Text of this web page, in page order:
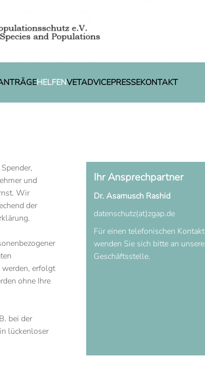
HELFENVETADVICEPRESSEKONTAKT
und
Wir
der
erfolgt
ohne Ihre
bei der
lückenloser
Ihr Ansprechpartner
Dr. Asarnusch Rashid
datenschutz(at)zgap.de
Für einen telefonischen Kontakt
wenden Sie sich bitte an unsere
Geschäftsstelle.